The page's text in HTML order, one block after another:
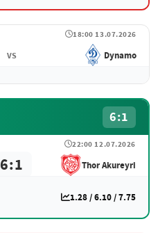
18:00 13.07.2026
VS Dynamo
6:1
22:00 12.07.2026
6:1 Thor Akureyri
1.28 / 6.10 / 7.75